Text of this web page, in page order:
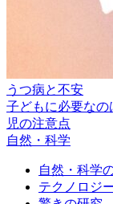
うつ病と不安
子どもに必要な
児の注意点
自然・科学
自然・科学
テクノロジ